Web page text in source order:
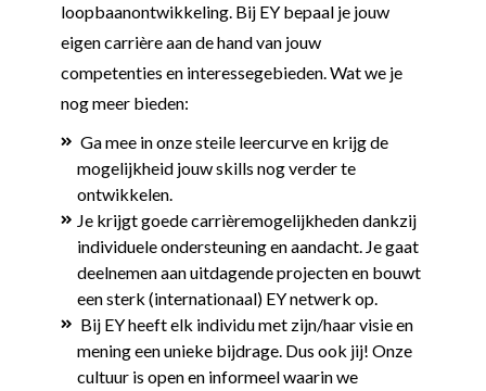
loopbaanontwikkeling. Bij EY bepaal je jouw
eigen carrière aan de hand van jouw
competenties en interessegebieden. Wat we je
nog meer bieden:
Ga mee in onze steile leercurve en krijg de
mogelijkheid jouw skills nog verder te
ontwikkelen.
Je krijgt goede carrièremogelijkheden dankzij
individuele ondersteuning en aandacht. Je gaat
deelnemen aan uitdagende projecten en bouwt
een sterk (internationaal) EY netwerk op.
Bij EY heeft elk individu met zijn/haar visie en
mening een unieke bijdrage. Dus ook jij! Onze
cultuur is open en informeel waarin we